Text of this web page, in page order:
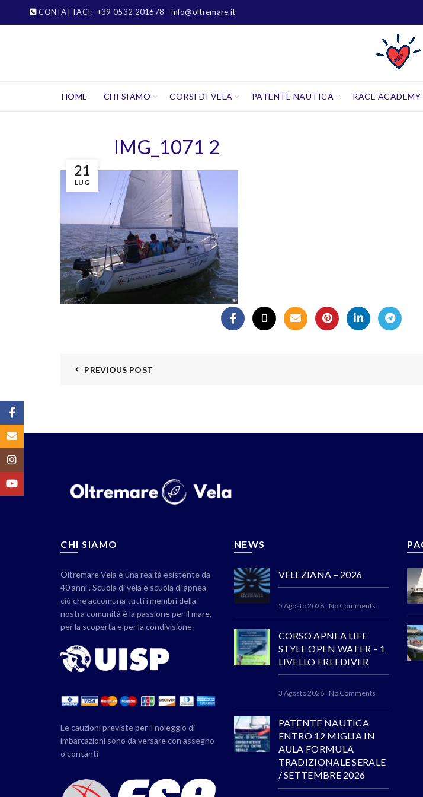
CONTATTACI: +39 0532 201678 - info@oltremare.it
HOME CHI SIAMO CORSI DI VELA PATENTE NAUTICA RACE ACADEMY
21
LUG
IMG_1071 2
PREVIOUS POST
CHI SIAMO
Oltremare Vela è una realtà esistente da
40 anni . Scuola di vela e scuola di apnea
ciò che accomuna tutti i membri della
nostra comunità è la passione per il mare,
per la scoperta e per la condivisione.
Le cauzioni previste per il noleggio di
imbarcazioni sono da versare con assegno
o contanti
NEWS
VELEZIANA – 2026
5 Agosto 2026 No Comments
CORSO APNEA LIFE
STYLE OPEN WATER – 1
LIVELLO FREEDIVER
3 Agosto 2026 No Comments
PATENTE NAUTICA
ENTRO 12 MIGLIA IN
AULA FORMULA
TRADIZIONALE SERALE
/ SETTEMBRE 2026
Email